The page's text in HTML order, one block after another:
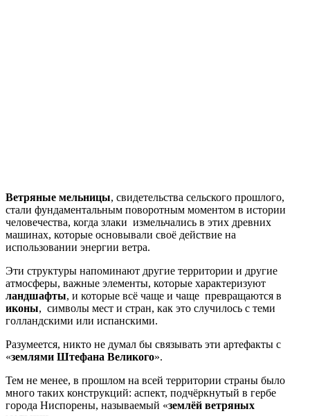
Ветряные мельницы, свидетельства сельского прошлого,
стали фундаментальным поворотным моментом в истории
человечества, когда злаки измельчались в этих древних
машинах, которые основывали своё действие на
использовании энергии ветра.
Эти структуры напоминают другие территории и другие
атмосферы, важные элементы, которые характеризуют
ландшафты, и которые всё чаще и чаще превращаются в
иконы, символы мест и стран, как это случилось с теми
голландскими или испанскими.
Разумеется, никто не думал бы связывать эти артефакты с
«землями Штефана Великого».
Тем не менее, в прошлом на всей территории страны было
много таких конструкций: аспект, подчёркнутый в гербе
города Ниспорены, называемый «землёй ветряных